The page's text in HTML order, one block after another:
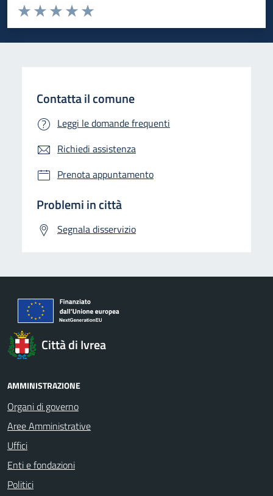
Valuta da 1 a 5 stelle la pagina
Valuta 5 stelle su 5
Valuta 4 stelle su 5
Valuta 3 stelle su 5
Valuta 2 stelle su 5
Valuta 1 stelle su 5
Contatta il comune
Leggi le domande frequenti
Richiedi assistenza
Prenota appuntamento
Problemi in città
Segnala disservizio
Città di Ivrea
AMMINISTRAZIONE
Organi di governo
Aree Amministrative
Uffici
Enti e fondazioni
Politici